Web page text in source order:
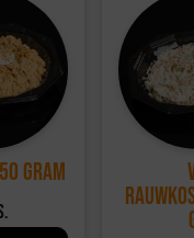
geldt niet voor
geldt een
de volledige kosten
bezoek onze
gram